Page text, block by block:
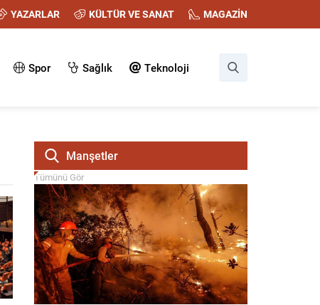
YAZARLAR KÜLTÜR VE SANAT MAGAZİN
Spor Sağlık Teknoloji
Manşetler
Tümünü Gör